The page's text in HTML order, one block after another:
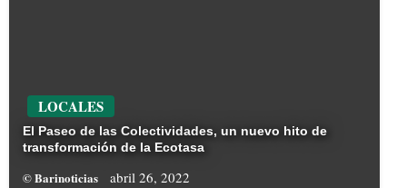
LOCALES
El Paseo de las Colectividades, un nuevo hito de
transformación de la Ecotasa
© Barinoticias abril 26, 2022